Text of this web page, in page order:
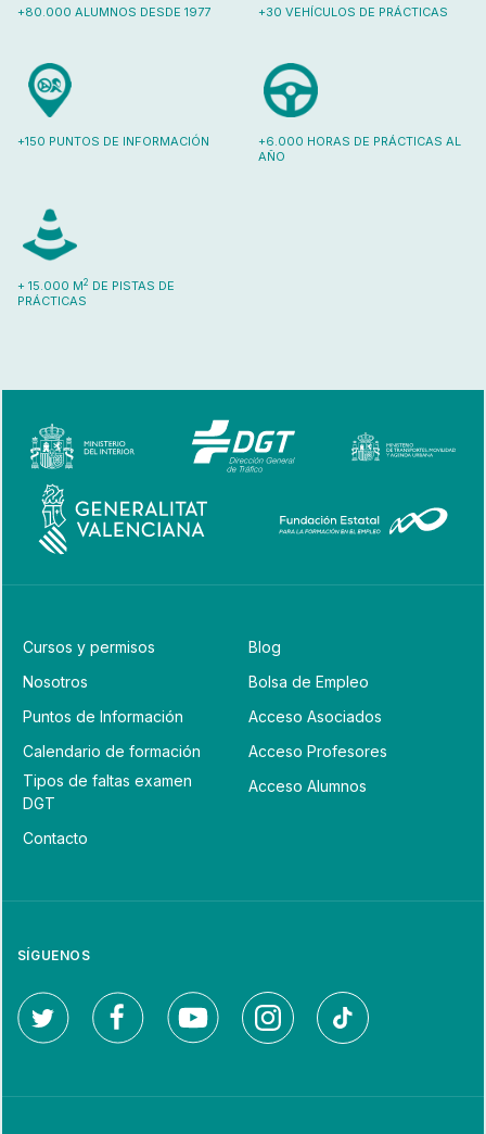
+80.000 ALUMNOS DESDE 1977 +30 VEHÍCULOS DE PRÁCTICAS
+150 PUNTOS DE INFORMACIÓN
+6.000 HORAS DE PRÁCTICAS AL
AÑO
+ 15.000 M2 DE PISTAS DE
PRÁCTICAS
Cursos y permisos
Nosotros
Puntos de Información
Calendario de formación
Tipos de faltas examen
DGT
Contacto
Blog
Bolsa de Empleo
Acceso Asociados
Acceso Profesores
Acceso Alumnos
SÍGUENOS